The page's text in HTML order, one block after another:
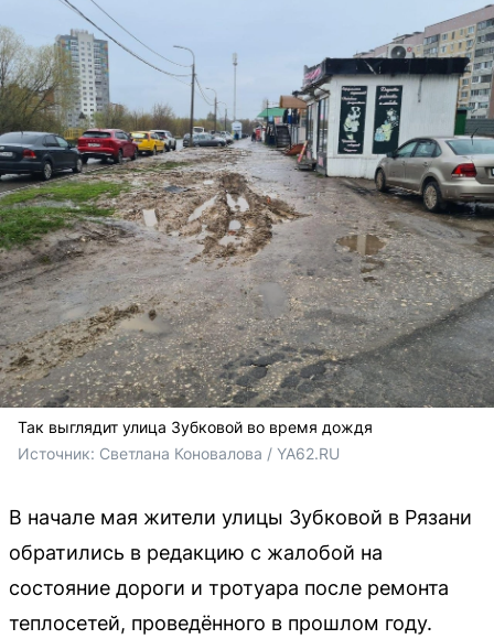
Так выглядит улица Зубковой во время дождя
Источник: Светлана Коновалова / YA62.RU
В начале мая жители улицы Зубковой в Рязани
обратились в редакцию с жалобой на
состояние дороги и тротуара после ремонта
теплосетей, проведённого в прошлом году.